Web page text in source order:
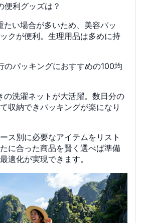
便利グッズは？
たい場合が多いため、美容パッ
クが便利。生理用品は多めに持
のパッキングにおすすめの100均
の洗濯ネットが大活躍。数日分の
収納できパッキングが楽になり
ス別に必要なアイテムをリスト
に合った商品を賢く選べば準備
適化が実現できます。